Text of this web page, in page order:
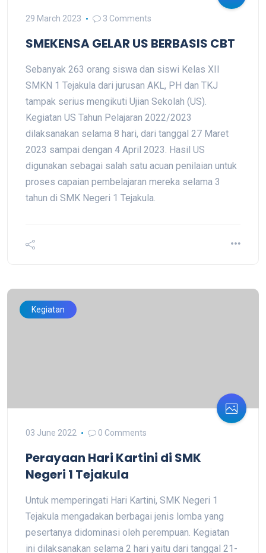
29 March 2023 3 Comments
SMEKENSA GELAR US BERBASIS CBT
Sebanyak 263 orang siswa dan siswi Kelas XII
SMKN 1 Tejakula dari jurusan AKL, PH dan TKJ
tampak serius mengikuti Ujian Sekolah (US).
Kegiatan US Tahun Pelajaran 2022/2023
dilaksanakan selama 8 hari, dari tanggal 27 Maret
2023 sampai dengan 4 April 2023. Hasil US
digunakan sebagai salah satu acuan penilaian untuk
proses capaian pembelajaran mereka selama 3
tahun di SMK Negeri 1 Tejakula.
Kegiatan
03 June 2022 0 Comments
Perayaan Hari Kartini di SMK
Negeri 1 Tejakula
Untuk memperingati Hari Kartini, SMK Negeri 1
Tejakula mengadakan berbagai jenis lomba yang
pesertanya didominasi oleh perempuan. Kegiatan
ini dilaksanakan selama 2 hari yaitu dari tanggal 21-